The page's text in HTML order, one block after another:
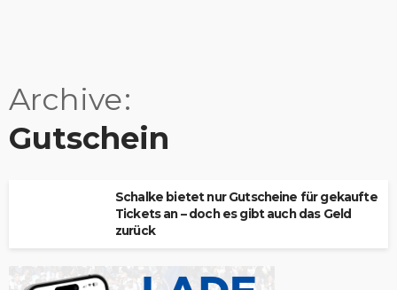
Archive
Gutschein
Schalke bietet nur Gutscheine für gekaufte
Tickets an – doch es gibt auch das Geld
zurück